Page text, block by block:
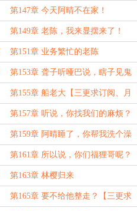
第147章 今天阿晴不在家！
第149章 老陈，我来显摆来了！
第151章 业务繁忙的老陈
第153章 聋子听哑巴说，瞎子见鬼
第155章 船老大【三更求订阅、月
票】
第157章 听说，你找我们的麻烦？
第159章 阿晴睡了，你帮我洗个澡
吧？
第161章 所以说，你们福狸哥呢？
第163章 林樱归来
第165章 要不给他整走？【三更求